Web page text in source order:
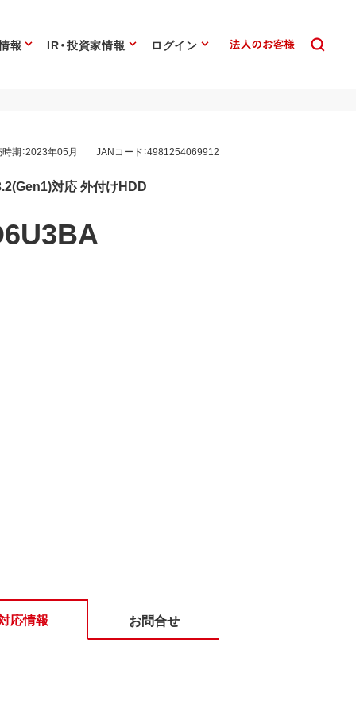
報 IR・投資家情報 ログイン
期：2023年05月 JANコード：4981254069912
対応 外付けHDD
応情報 お問合せ